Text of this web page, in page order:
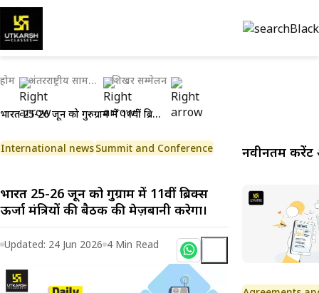
होम अंतरराष्ट्रीय सामयिकी शिखर सम्मेलन
भारत 25-26 जून को गुरुग्राम में 11वीं ब्रिक्स ऊर्जा मंत्रियों की बैठक की मेज़बानी करेगा।
International newsSummit and Conference
भारत 25-26 जून को गुरुग्राम में 11वीं ब्रिक्स
ऊर्जा मंत्रियों की बैठक की मेज़बानी करेगा।
Updated: 24 Jun 2026 4 Min Read
नवीनतम करेंट